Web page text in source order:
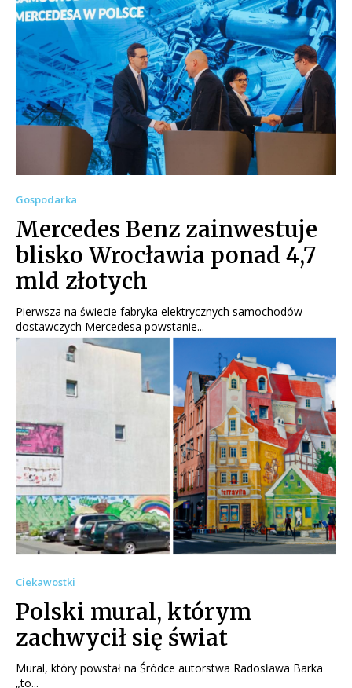
Gospodarka
Mercedes Benz zainwestuje
blisko Wrocławia ponad 4,7
mld złotych
Pierwsza na świecie fabryka elektrycznych samochodów
dostawczych Mercedesa powstanie...
Ciekawostki
Polski mural, którym
zachwycił się świat
Mural, który powstał na Śródce autorstwa Radosława Barka
„to...